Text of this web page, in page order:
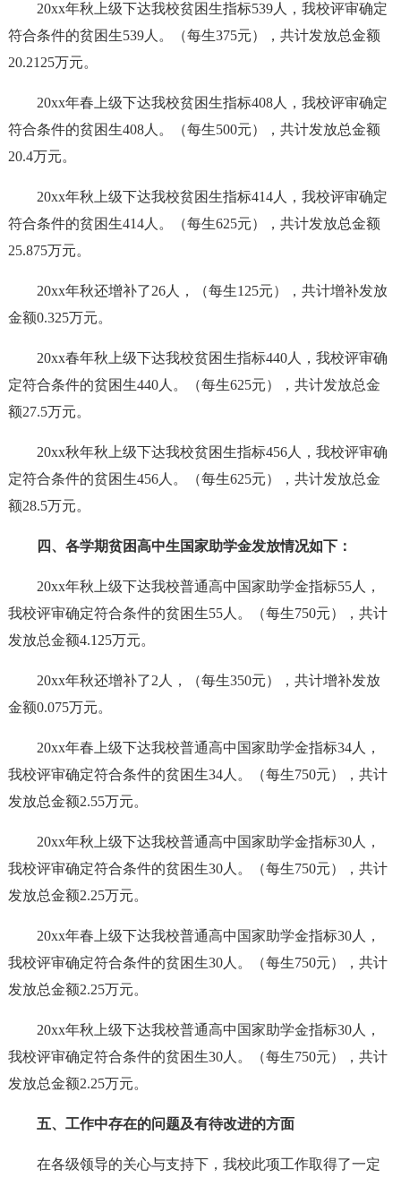
20xx年秋上级下达我校贫困生指标539人，我校评审确定
符合条件的贫困生539人。（每生375元），共计发放总金额
20.2125万元。
20xx年春上级下达我校贫困生指标408人，我校评审确定
符合条件的贫困生408人。（每生500元），共计发放总金额
20.4万元。
20xx年秋上级下达我校贫困生指标414人，我校评审确定
符合条件的贫困生414人。（每生625元），共计发放总金额
25.875万元。
20xx年秋还增补了26人，（每生125元），共计增补发放
金额0.325万元。
20xx春年秋上级下达我校贫困生指标440人，我校评审确
定符合条件的贫困生440人。（每生625元），共计发放总金
额27.5万元。
20xx秋年秋上级下达我校贫困生指标456人，我校评审确
定符合条件的贫困生456人。（每生625元），共计发放总金
额28.5万元。
四、各学期贫困高中生国家助学金发放情况如下：
20xx年秋上级下达我校普通高中国家助学金指标55人，
我校评审确定符合条件的贫困生55人。（每生750元），共计
发放总金额4.125万元。
20xx年秋还增补了2人，（每生350元），共计增补发放
金额0.075万元。
20xx年春上级下达我校普通高中国家助学金指标34人，
我校评审确定符合条件的贫困生34人。（每生750元），共计
发放总金额2.55万元。
20xx年秋上级下达我校普通高中国家助学金指标30人，
我校评审确定符合条件的贫困生30人。（每生750元），共计
发放总金额2.25万元。
20xx年春上级下达我校普通高中国家助学金指标30人，
我校评审确定符合条件的贫困生30人。（每生750元），共计
发放总金额2.25万元。
20xx年秋上级下达我校普通高中国家助学金指标30人，
我校评审确定符合条件的贫困生30人。（每生750元），共计
发放总金额2.25万元。
五、工作中存在的问题及有待改进的方面
在各级领导的关心与支持下，我校此项工作取得了一定